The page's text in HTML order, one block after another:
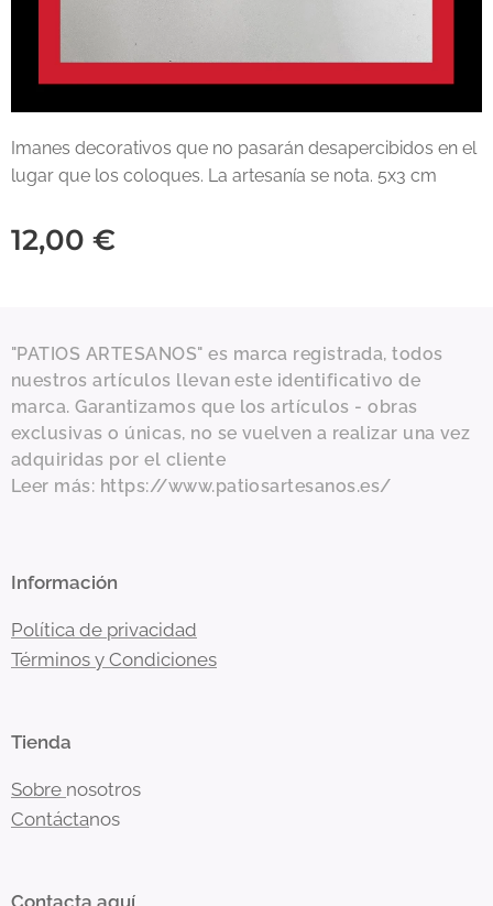
Imanes decorativos que no pasarán desapercibidos en el
lugar que los coloques. La artesanía se nota. 5x3 cm
12,00 €
"PATIOS ARTESANOS" es marca registrada, todos
nuestros artículos llevan este identificativo de
marca. Garantizamos que los artículos - obras
exclusivas o únicas, no se vuelven a realizar una vez
adquiridas por el cliente
Leer más: https://www.patiosartesanos.es/
Información
Política de privacidad
Términos y Condiciones
Tienda
Sobre nosotros
Contáctanos
Contacta aquí